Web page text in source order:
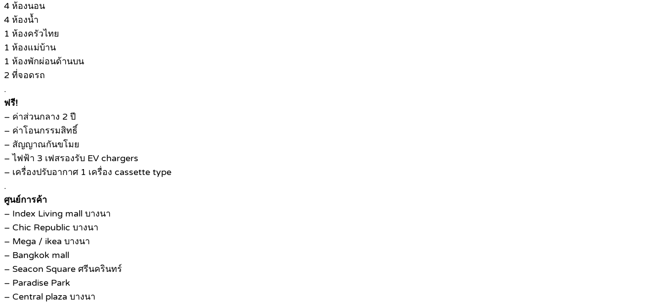
4 ห้องนอน
4 ห้องน้ำ
1 ห้องครัวไทย
1 ห้องแม่บ้าน
1 ห้องพักผ่อนด้านบน
2 ที่จอดรถ
.
ฟรี!
– ค่าส่วนกลาง 2 ปี
– ค่าโอนกรรมสิทธิ์
– สัญญาณกันขโมย
– ไฟฟ้า 3 เฟสรองรับ EV chargers
– เครื่องปรับอากาศ 1 เครื่อง cassette type
.
ศูนย์การค้า
– Index Living mall บางนา
– Chic Republic บางนา
– Mega / ikea บางนา
– Bangkok mall
– Seacon Square ศรีนครินทร์
– Paradise Park
– Central plaza บางนา